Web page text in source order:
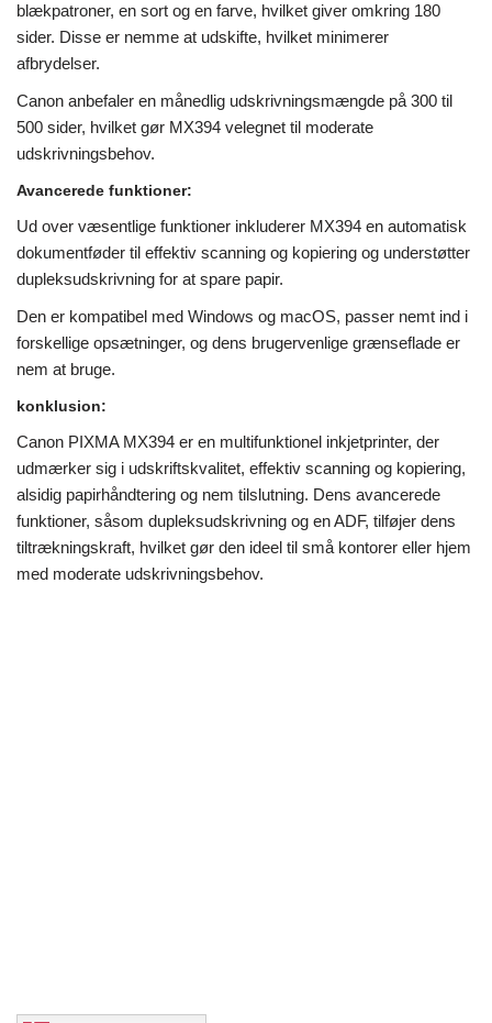
blækpatroner, en sort og en farve, hvilket giver omkring 180
sider. Disse er nemme at udskifte, hvilket minimerer
afbrydelser.
Canon anbefaler en månedlig udskrivningsmængde på 300 til
500 sider, hvilket gør MX394 velegnet til moderate
udskrivningsbehov.
Avancerede funktioner:
Ud over væsentlige funktioner inkluderer MX394 en automatisk
dokumentføder til effektiv scanning og kopiering og understøtter
dupleksudskrivning for at spare papir.
Den er kompatibel med Windows og macOS, passer nemt ind i
forskellige opsætninger, og dens brugervenlige grænseflade er
nem at bruge.
konklusion:
Canon PIXMA MX394 er en multifunktionel inkjetprinter, der
udmærker sig i udskriftskvalitet, effektiv scanning og kopiering,
alsidig papirhåndtering og nem tilslutning. Dens avancerede
funktioner, såsom dupleksudskrivning og en ADF, tilføjer dens
tiltrækningskraft, hvilket gør den ideel til små kontorer eller hjem
med moderate udskrivningsbehov.